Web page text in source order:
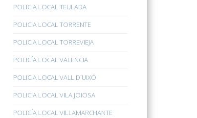
POLICIA LOCAL TEULADA
POLICIA LOCAL TORRENTE
POLICIA LOCAL TORREVIEJA
POLICÍA LOCAL VALENCIA
POLICIA LOCAL VALL D´UIXÓ
POLICIA LOCAL VILA JOIOSA
POLICÍA LOCAL VILLAMARCHANTE